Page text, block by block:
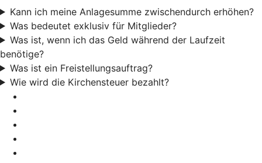
Kann ich meine Anlagesumme zwischendurch erhöhen?
Was bedeutet exklusiv für Mitglieder?
Was ist, wenn ich das Geld während der Laufzeit
benötige?
Was ist ein Freistellungsauftrag?
Wie wird die Kirchensteuer bezahlt?